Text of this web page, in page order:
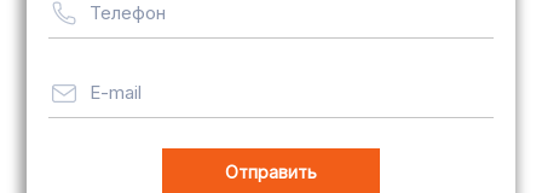
Важно! Мы заботимся о том, чтобы
целости и сохранности, независимо
от их размера.
Телефон
E-mail